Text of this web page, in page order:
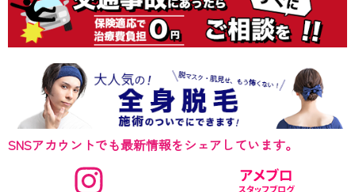
SNSアカウントでも最新情報をシェアしています。